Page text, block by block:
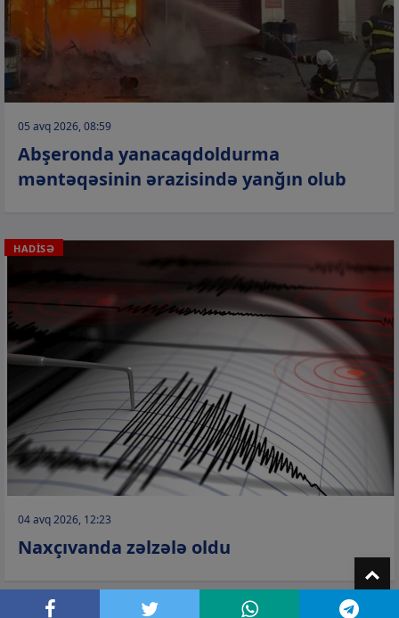
05 avq 2026, 08:59
Abşeronda yanacaqdoldurma
məntəqəsinin ərazisində yanğın olub
HADİSƏ
04 avq 2026, 12:23
Naxçıvanda zəlzələ oldu